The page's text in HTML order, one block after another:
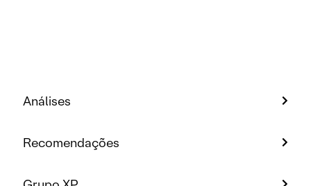
Análises
Recomendações